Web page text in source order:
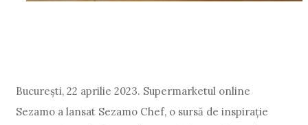
București, 22 aprilie 2023. Supermarketul online
Sezamo a lansat Sezamo Chef, o sursă de inspirație